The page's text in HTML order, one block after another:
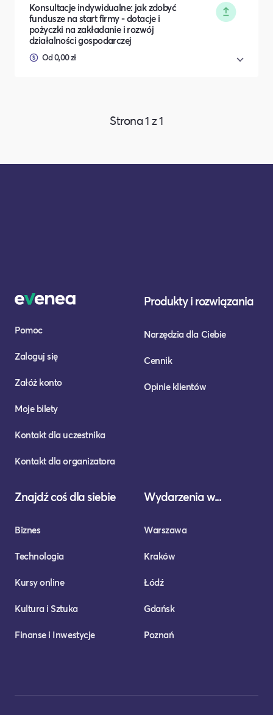
Konsultacje indywidualne: jak zdobyć
fundusze na start firmy - dotacje i
pożyczki na zakładanie i rozwój
działalności gospodarczej
Od 0,00 zł
Strona1 z1
Pomoc
Zaloguj się
Załóż konto
Moje bilety
Kontakt dla uczestnika
Kontakt dla organizatora
Produkty i rozwiązania
Narzędzia dla Ciebie
Cennik
Opinie klientów
Znajdź coś dla siebie
Biznes
Technologia
Kursy online
Kultura i Sztuka
Finanse i Inwestycje
Wydarzenia w...
Warszawa
Kraków
Łódź
Gdańsk
Poznań